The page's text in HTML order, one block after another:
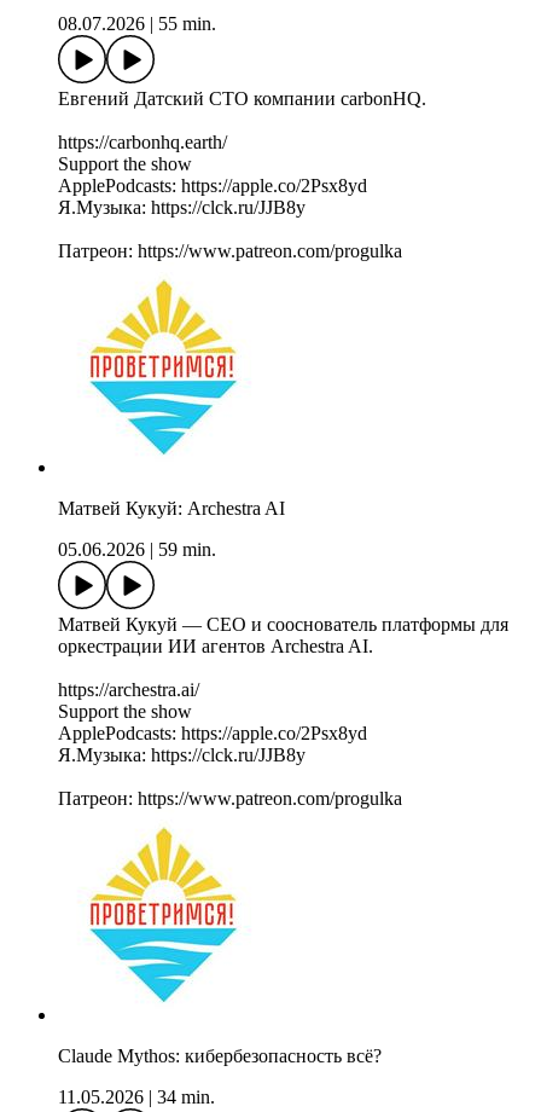
08.07.2026
55 min.
Евгений Датский CTO компании carbonHQ.
https://carbonhq.earth/
Support the show
ApplePodcasts: https://apple.co/2Psx8yd
Я.Музыка: https://clck.ru/JJB8y
Патреон: https://www.patreon.com/progulka
Матвей Кукуй: Archestra AI
05.06.2026
59 min.
Матвей Кукуй — CEO и сооснователь платформы для
оркестрации ИИ агентов Archestra AI.
https://archestra.ai/
Support the show
ApplePodcasts: https://apple.co/2Psx8yd
Я.Музыка: https://clck.ru/JJB8y
Патреон: https://www.patreon.com/progulka
Claude Mythos: кибербезопасность всё?
11.05.2026
34 min.